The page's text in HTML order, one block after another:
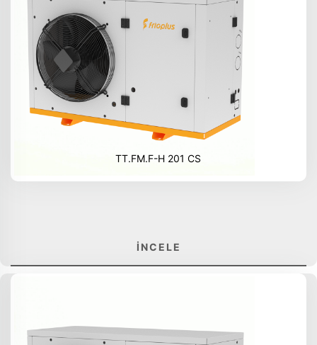
TT.FM.F-H 201 CS
İNCELE